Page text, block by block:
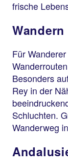
frische
Für
Besonders
Rey in der
Schluchten.
Wanderweg